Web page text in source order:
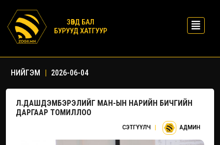
ЗӨВД БАЛ
БУРУУД ХАТГУУР
НИЙГЭМ | 2026-06-04
Л.ДАШДЭМБЭРЭЛИЙГ МАН-ЫН НАРИЙН БИЧГИЙН
ДАРГААР ТОМИЛЛОО
СЭТГҮҮЛЧ | АДМИН